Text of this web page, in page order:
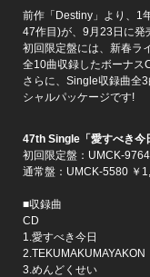
前作「Destiny」より、1
47作目)が、9月23日に発
初回限定盤には、新春ラ
全10曲収録したボーナス
さらに、Single収録曲全
シャルパッケージです!
47th Single「愛すべき今
初回限定盤：UMCK-
通常盤：UMCK-5580 ￥
■収録曲
CD
1.愛すべき今日
2.TEKUMAKUMAYAKON
3.めんどくせい